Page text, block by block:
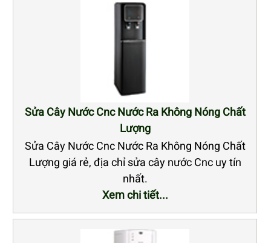
Sửa Cây Nước Cnc Nước Ra Không Nóng Chất
Lượng
Sửa Cây Nước Cnc Nước Ra Không Nóng Chất
Lượng giá rẻ, địa chỉ sửa cây nước Cnc uy tín
nhất.
Xem chi tiết...